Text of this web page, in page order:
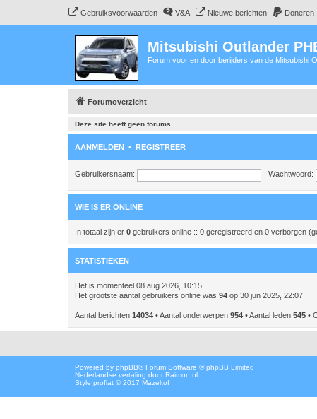
Gebruiksvoorwaarden V&A Nieuwe berichten Doneren
Mitsubishi Outlander
Forum voor en door berijders van de Mitsubishi
Forumoverzicht
Deze site heeft geen forums.
AANMELDEN • REGISTREER
Gebruikersnaam: Wachtwoord:
WIE IS ER ONLINE
In totaal zijn er 0 gebruikers online :: 0 geregistreerd en 0 verborgen
STATISTIEKEN
Het is momenteel 08 aug 2026, 10:15
Het grootste aantal gebruikers online was 94 op 30 jun 2025, 22:07
Aantal berichten 14034 • Aantal onderwerpen 954 • Aantal leden 545 •
Powered by phpBB® Forum Software © phpBB Limited
Nederlandse vertaling door Raimon.nl
Style proflat © 2017 Mazeltof